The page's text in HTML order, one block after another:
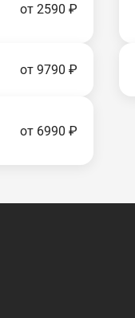
от 2590 ₽
от 9790 ₽
от 6990 ₽